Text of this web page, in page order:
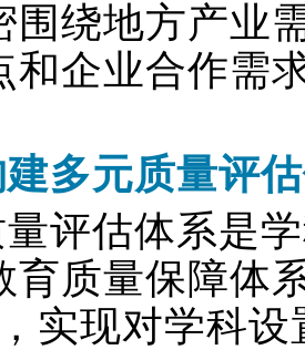
围绕地方产业
和企业合作需
建多元质量评
评估体系是
育质量保障体
实现对学科